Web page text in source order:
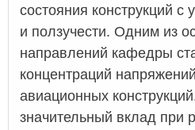
состояния конструкций с
и ползучести. Одним из
направлений кафедры
концентраций
авиационных
значительный вклад при